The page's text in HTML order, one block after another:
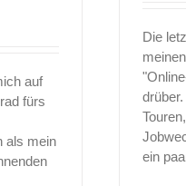
auf
fürs
als mein
Die
ein